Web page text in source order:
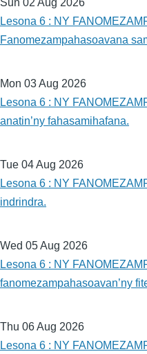
Sun 02 Aug 2026
Lesona 6 : NY
Fanomezampahasoavana
Mon 03 Aug 2026
Lesona 6 : NY
anatin’ny fahasamihafana.
Tue 04 Aug 2026
Lesona 6 : NY
indrindra.
Wed 05 Aug 2026
Lesona 6 : NY
fanomezampahasoavan’ny
Thu 06 Aug 2026
Lesona 6 : NY